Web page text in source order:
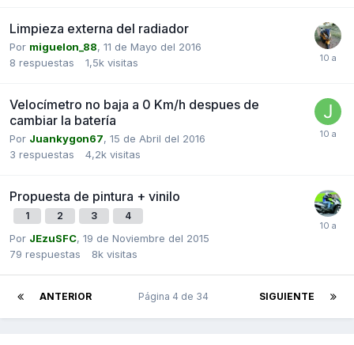
Limpieza externa del radiador
Por miguelon_88, 11 de Mayo del 2016
8 respuestas 1,5k visitas
Velocímetro no baja a 0 Km/h despues de
cambiar la batería
Por Juankygon67, 15 de Abril del 2016
3 respuestas 4,2k visitas
Propuesta de pintura + vinilo
1 2 3 4
Por JEzuSFC, 19 de Noviembre del 2015
79 respuestas 8k visitas
ANTERIOR SIGUIENTE
Página 4 de 34